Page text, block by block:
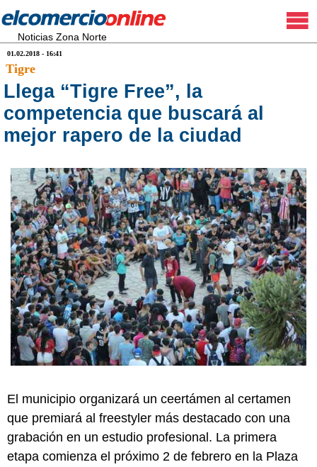
Noticias Zona Norte
01.02.2018 - 16:41
Tigre
Llega “Tigre Free”, la
competencia que buscará al
mejor rapero de la ciudad
El municipio organizará un ceertámen al certamen
que premiará al freestyler más destacado con una
grabación en un estudio profesional. La primera
etapa comienza el próximo 2 de febrero en la Plaza